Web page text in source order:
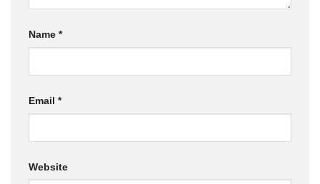
Name *
Email *
Website